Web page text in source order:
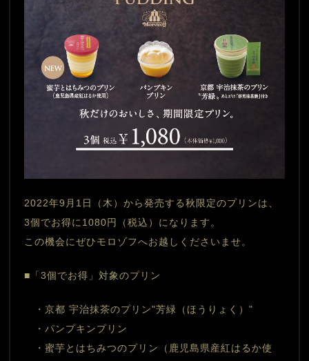
2022年9月1日（木）から発売する秋限定のプリンは、
3個でお得に1080円（税込）になります。
この機会にぜひモロゾフへお越しくださいませ。
■「3個でお得」対象のプリン
・京都 宇治抹茶のプリン"芳緑（ほうりょく）"
・パンプキンプリン
・蜜芋とはちみつのプリン（鹿児島県産紅はるか使